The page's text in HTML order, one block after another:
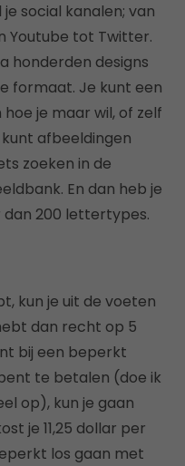
social kanalen; van
Youtube tot Twitter.
honderden designs
formaat. Je kunt een
je maar wil, of zelf
afbeeldingen
zoeken in de
En dan heb je
dan 200 lettertypes.
kun je uit de voeten
dan recht op 5
bij een beperkt
te betalen (doe ik
op), kun je gaan
je 11,25 dollar per
los gaan met